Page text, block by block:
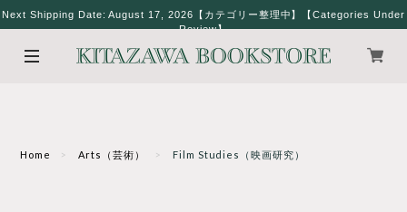
Next Shipping Date: August 17, 2026【カテゴリー整理中】【Categories Under
Review】
Home Arts（芸術） Film Studies（映画研究）